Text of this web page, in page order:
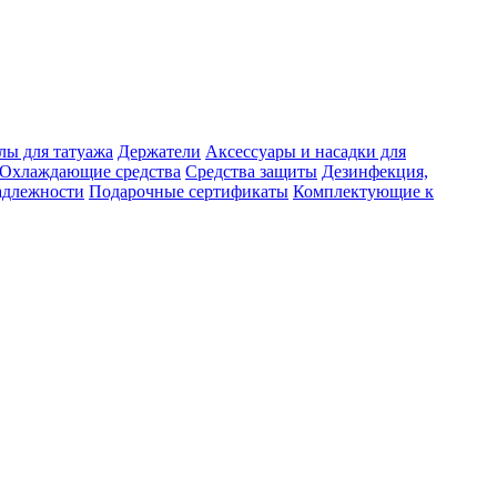
для татуажа Держатели Аксессуары и насадки для
Охлаждающие средства Средства защиты Дезинфекция,
Подарочные сертификаты Комплектующие к